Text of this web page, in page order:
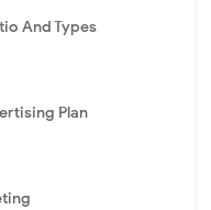
And Types
Plan